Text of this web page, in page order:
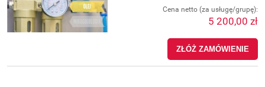
Cena netto (za usługę/grupę):
5 200,00 zł
ZŁÓŻ ZAMÓWIENIE